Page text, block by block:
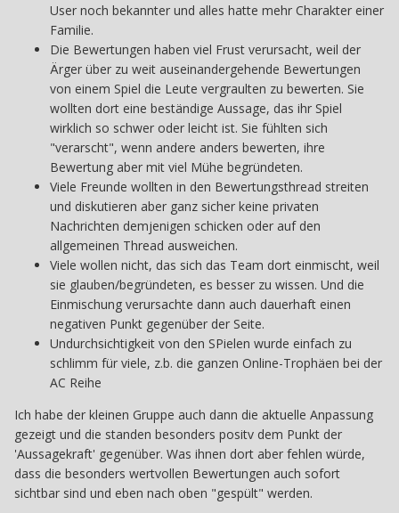
User noch bekannter und alles hatte mehr Charakter einer
Familie.
Die Bewertungen haben viel Frust verursacht, weil der
Ärger über zu weit auseinandergehende Bewertungen
von einem Spiel die Leute vergraulten zu bewerten. Sie
wollten dort eine beständige Aussage, das ihr Spiel
wirklich so schwer oder leicht ist. Sie fühlten sich
"verarscht", wenn andere anders bewerten, ihre
Bewertung aber mit viel Mühe begründeten.
Viele Freunde wollten in den Bewertungsthread streiten
und diskutieren aber ganz sicher keine privaten
Nachrichten demjenigen schicken oder auf den
allgemeinen Thread ausweichen.
Viele wollen nicht, das sich das Team dort einmischt, weil
sie glauben/begründeten, es besser zu wissen. Und die
Einmischung verursachte dann auch dauerhaft einen
negativen Punkt gegenüber der Seite.
Undurchsichtigkeit von den SPielen wurde einfach zu
schlimm für viele, z.b. die ganzen Online-Trophäen bei der
AC Reihe
Ich habe der kleinen Gruppe auch dann die aktuelle Anpassung
gezeigt und die standen besonders positv dem Punkt der
'Aussagekraft' gegenüber. Was ihnen dort aber fehlen würde,
dass die besonders wertvollen Bewertungen auch sofort
sichtbar sind und eben nach oben "gespült" werden.